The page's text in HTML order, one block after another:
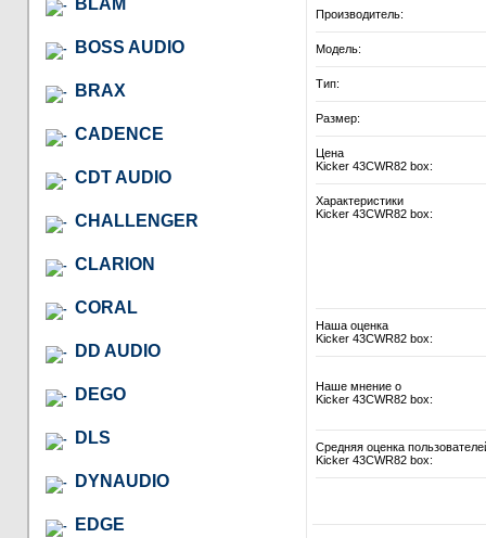
BOSS AUDIO
BRAX
CADENCE
CDT AUDIO
CHALLENGER
CLARION
CORAL
DD AUDIO
DEGO
DLS
DYNAUDIO
EDGE
Производитель:
Модель:
Тип:
Размер:
Цена
Kicker 43CWR82 box:
Характеристики
Kicker 43CWR82 box:
Наша оценка
Kicker 43CWR82 box:
Наше мнение о
Kicker 43CWR82 box:
Средняя оценка
Kicker 43CWR82 box: